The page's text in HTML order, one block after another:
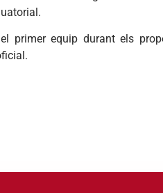
primer equip durant els